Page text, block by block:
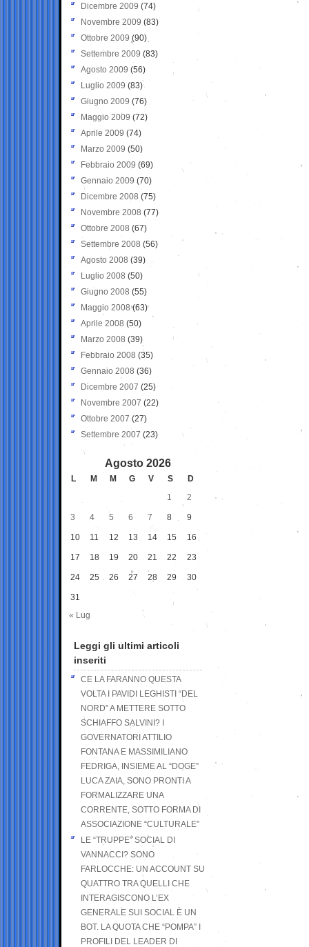
Dicembre 2009 (74)
Novembre 2009 (83)
Ottobre 2009 (90)
Settembre 2009 (83)
Agosto 2009 (56)
Luglio 2009 (83)
Giugno 2009 (76)
Maggio 2009 (72)
Aprile 2009 (74)
Marzo 2009 (50)
Febbraio 2009 (69)
Gennaio 2009 (70)
Dicembre 2008 (75)
Novembre 2008 (77)
Ottobre 2008 (67)
Settembre 2008 (56)
Agosto 2008 (39)
Luglio 2008 (50)
Giugno 2008 (55)
Maggio 2008(63)
Aprile 2008 (50)
Marzo 2008 (39)
Febbraio 2008 (35)
Gennaio 2008 (36)
Dicembre 2007 (25)
Novembre 2007 (22)
Ottobre 2007 (27)
Settembre 2007 (23)
Agosto 2026
L M M G V S
D
1
2
3 4 5 6 7 8 9
10 11 12 13 14 15 16
17 18 19 20 21 22 23
24 25 26 27 28 29 30
31
« Lug
Leggi gli ultimi articoli
inseriti
CE LA FARANNO QUESTA
VOLTA I PAVIDI LEGHISTI “DEL
NORD” A METTERE SOTTO
SCHIAFFO SALVINI? I
GOVERNATORI ATTILIO
FONTANA E MASSIMILIANO
FEDRIGA, INSIEME AL “DOGE”
LUCA ZAIA, SONO PRONTI A
FORMALIZZARE UNA
CORRENTE, SOTTO FORMA DI
ASSOCIAZIONE “CULTURALE”
LE “TRUPPE” SOCIAL DI
VANNACCI? SONO
FARLOCCHE: UN ACCOUNT SU
QUATTRO TRA QUELLI CHE
INTERAGISCONO L’EX
GENERALE SUI SOCIAL È UN
BOT. LA QUOTA CHE “POMPA” I
PROFILI DEL LEADER DI